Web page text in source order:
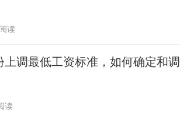
读
调最低工资标准，如何确定和调
读